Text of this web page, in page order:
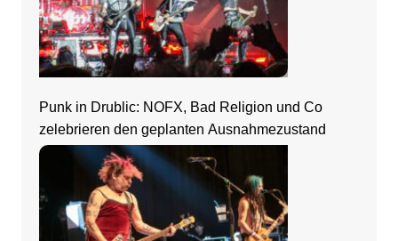
Punk in Drublic: NOFX, Bad Religion und Co
zelebrieren den geplanten Ausnahmezustand